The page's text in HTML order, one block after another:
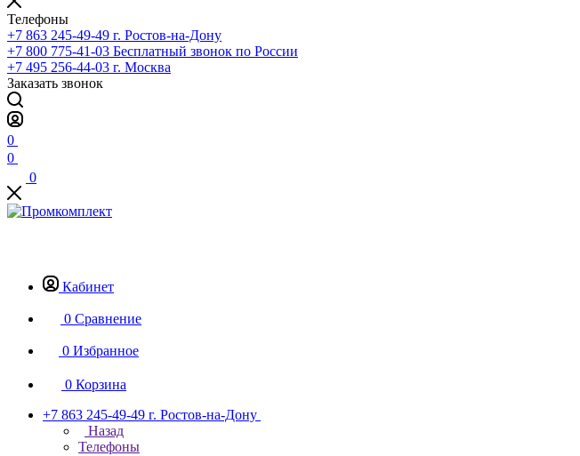
Телефоны
+7 863 245-49-49 г. Ростов-на-Дону
+7 800 775-41-03 Бесплатный звонок по России
+7 495 256-44-03 г. Москва
Заказать звонок
0
0
0
Кабинет
0 Сравнение
0 Избранное
0 Корзина
+7 863 245-49-49 г. Ростов-на-Дону
Назад
Телефоны